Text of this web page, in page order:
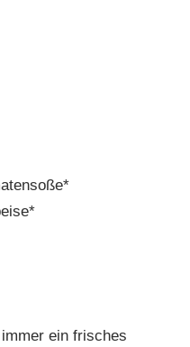
ein frisches